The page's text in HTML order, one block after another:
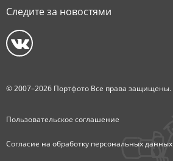
Следите за новостями
© 2007–2026 Портфото Все права защищены.
Пользовательское соглашение
Согласие на обработку персональных данных